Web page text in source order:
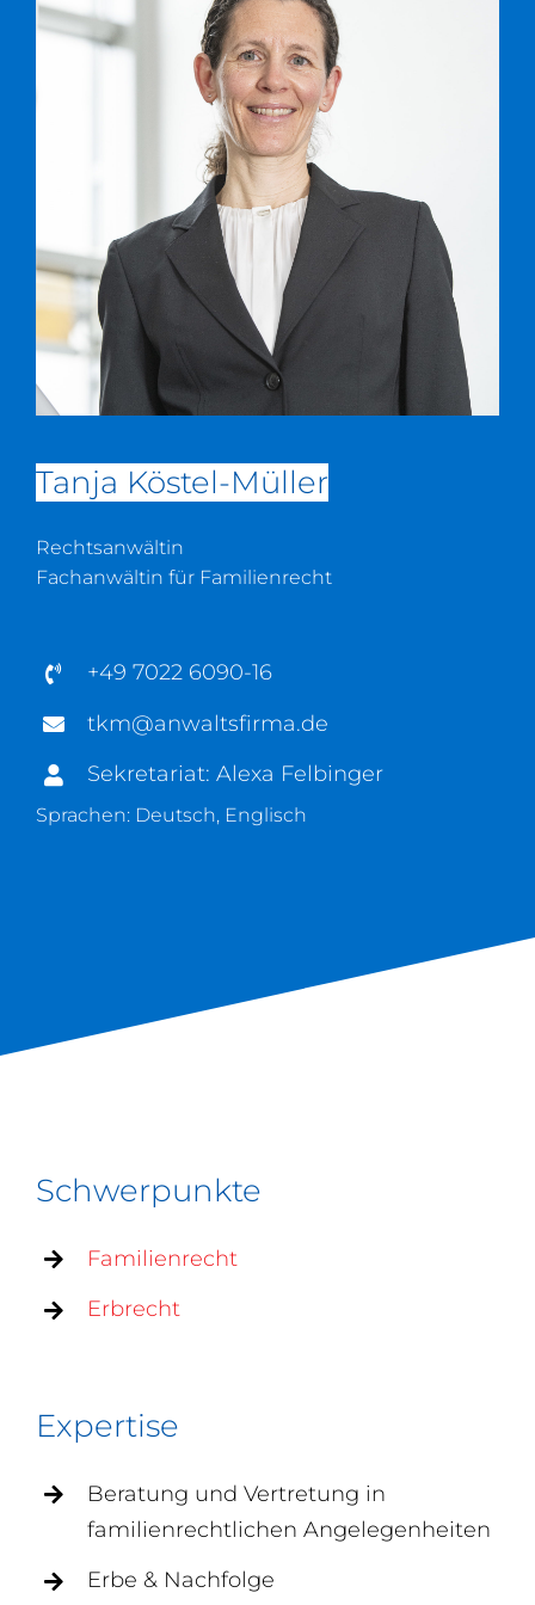
Tanja Köstel-Müller
Rechtsanwältin
Fachanwältin für Familienrecht
+49 7022 6090-16
tkm@anwaltsfirma.de
Sekretariat: Alexa Felbinger
Sprachen: Deutsch, Englisch
Schwerpunkte
Familienrecht
Erbrecht
Expertise
Beratung und Vertretung in
familienrechtlichen Angelegenheiten
Erbe & Nachfolge